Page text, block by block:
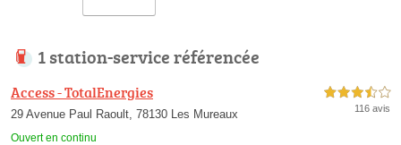
1 station-service référencée
Access - TotalEnergies
29 Avenue Paul Raoult, 78130 Les Mureaux
Ouvert en continu
3,5 étoiles sur 5
116 avis